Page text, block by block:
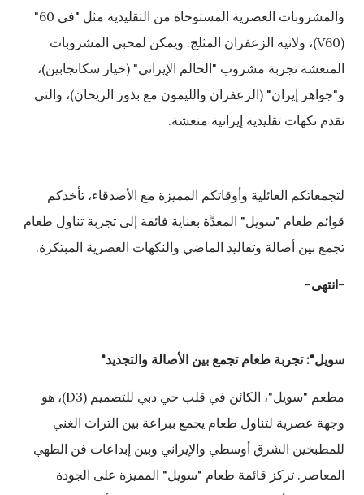
والمشروبات العصرية المستوحاة من التقليدية مثل "في 60"
(V60)، ولاتيه الزعفران المثلج. ويمكن لمحبي المشروبات
المنعشة تجربة مشروب "الحالم الإيراني" (خیار سکانجابین)،
و"جواهر إيران" (الزعفران والليمون مع بذور الريحان)، والتي
تقدم نكهات تقليدية إيرانية منعشة.
لتجمعاتكم العائلية وأوقاتكم المميزة مع الأصدقاء، تأخذكم
قوائم طعام "سويل" المعدَّة بعناية فائقة إلى تجربة تناول طعام
تجمع بين أصالة وتقاليد الماضي والنكهات العصرية المبتكرة.
-انتهى-
سويل": تجربة طعام تجمع بين الأصالة والتجديد"
مطعم "سويل"، الكائن في قلب حي دبي للتصميم (D3)، هو
وجهة عصرية لتناول طعام يجمع ببراعة بين التراث الغني
للمطبخين الشرق أوسطي والإيراني وبين إبداعات فن الطهي
المعاصر. تركز قائمة طعام "سويل" المميزة على الجودة